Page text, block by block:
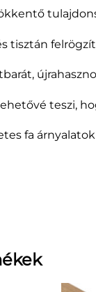
tisztán
teszi,
fa